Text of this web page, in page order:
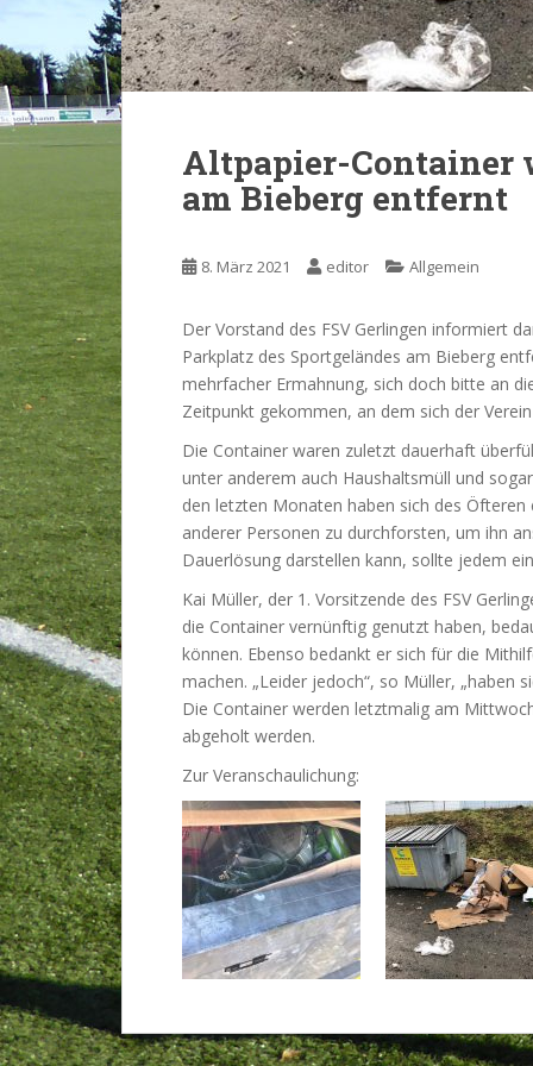
Altpapier-Container
am Bieberg entfernt
8. März 2021 editor Allgemein
Der Vorstand des FSV Gerlingen informiert
Parkplatz des Sportgeländes am Bieberg
mehrfacher Ermahnung, sich doch bitte an
Zeitpunkt gekommen, an dem sich der
Die Container waren zuletzt dauerhaft
unter anderem auch Haushaltsmüll und
den letzten Monaten haben sich des
anderer Personen zu durchforsten, um ihn
Dauerlösung darstellen kann, sollte jedem
Kai Müller, der 1. Vorsitzende des FSV
die Container vernünftig genutzt haben,
können. Ebenso bedankt er sich für die
machen. „Leider jedoch“, so Müller, „haben
Die Container werden letztmalig am
abgeholt werden.
Zur Veranschaulichung: